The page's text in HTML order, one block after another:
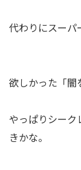
代わりにスーパ
欲しかった「闇
やっぱりシーク
きかな。